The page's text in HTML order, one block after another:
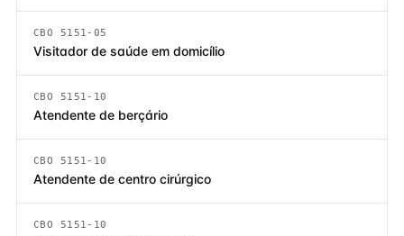
CBO 5151-05
Visitador de saúde em domicílio
CBO 5151-10
Atendente de berçário
CBO 5151-10
Atendente de centro cirúrgico
CBO 5151-10